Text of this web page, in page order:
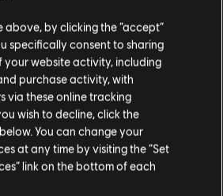
/ Tipo de arr. Verificado
Acordes
above, by clicking the “accept”
specifically consent to sharing
website activity, including
purchase activity, with
via these online tracking
wish to decline, click the
You can change your
at any time by visiting the “Set
link on the bottom of each